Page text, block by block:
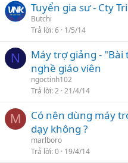
Tuyển gia sư - Cty
Butchi
Trả lời 6 1/5/14
N
Máy trợ giảng -
nghề giáo viên
ngoctinh102
Trả lời 2 21/4/14
M
Có nên dùng máy
dạy không ?
marlboro
Trả lời 0 19/4/14